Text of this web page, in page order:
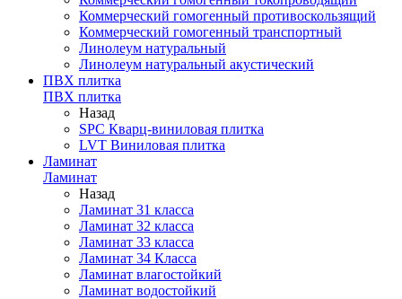
Коммерческий гомогенный противоскользящий
Коммерческий гомогенный транспортный
Линолеум натуральный
Линолеум натуральный акустический
ПВХ плитка
ПВХ плитка
Назад
SPC Кварц-виниловая плитка
LVT Виниловая плитка
Ламинат
Ламинат
Назад
Ламинат 31 класса
Ламинат 32 класса
Ламинат 33 класса
Ламинат 34 Класса
Ламинат влагостойкий
Ламинат водостойкий